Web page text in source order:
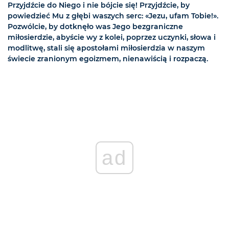
Przyjdźcie do Niego i nie bójcie się! Przyjdźcie, by
powiedzieć Mu z głębi waszych serc: «Jezu, ufam Tobie!».
Pozwólcie, by dotknęło was Jego bezgraniczne
miłosierdzie, abyście wy z kolei, poprzez uczynki, słowa i
modlitwę, stali się apostołami miłosierdzia w naszym
świecie zranionym egoizmem, nienawiścią i rozpaczą.
ad